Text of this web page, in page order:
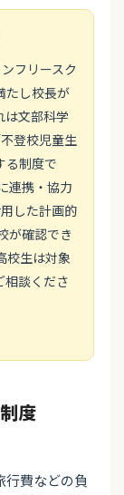
フリースク
たし校長が
は文部科学
登校児童生
る制度で
連携・協力
した計画的
が確認でき
校生は対象
相談くださ
度
行費などの負